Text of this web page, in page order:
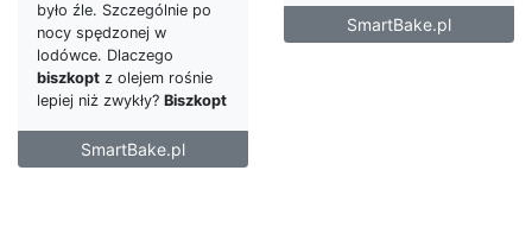
SmartBake.pl
było źle. Szczególnie po
nocy spędzonej w
lodówce. Dlaczego
biszkopt z olejem rośnie
lepiej niż zwykły? Biszkopt
SmartBake.pl